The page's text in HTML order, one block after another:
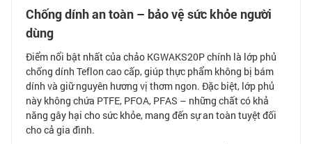
Chống dính an toàn – bảo vệ sức khỏe người
dùng
Điểm nổi bật nhất của chảo KGWAKS20P chính là lớp phủ
chống dính Teflon cao cấp, giúp thực phẩm không bị bám
dính và giữ nguyên hương vị thơm ngon. Đặc biệt, lớp phủ
này không chứa PTFE, PFOA, PFAS – những chất có khả
năng gây hại cho sức khỏe, mang đến sự an toàn tuyệt đối
cho cả gia đình.